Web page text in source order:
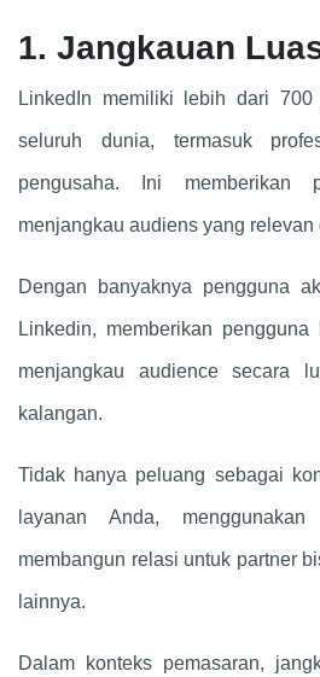
1. Jangkauan
LinkedIn memiliki lebih dari
seluruh dunia, termasuk
pengusaha. Ini memberikan
menjangkau audiens yang
Dengan banyaknya pengguna
Linkedin, memberikan
menjangkau audience secara
kalangan.
Tidak hanya peluang sebagai
layanan Anda,
membangun relasi untuk partner
lainnya.
Dalam konteks pemasaran,